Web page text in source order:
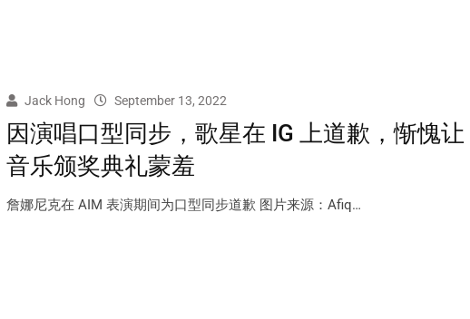
Jack Hong September 13, 2022
因演唱口型同步，歌星在 IG 上道歉，惭愧让
音乐颁奖典礼蒙羞
詹娜尼克在 AIM 表演期间为口型同步道歉 图片来源：Afiq…